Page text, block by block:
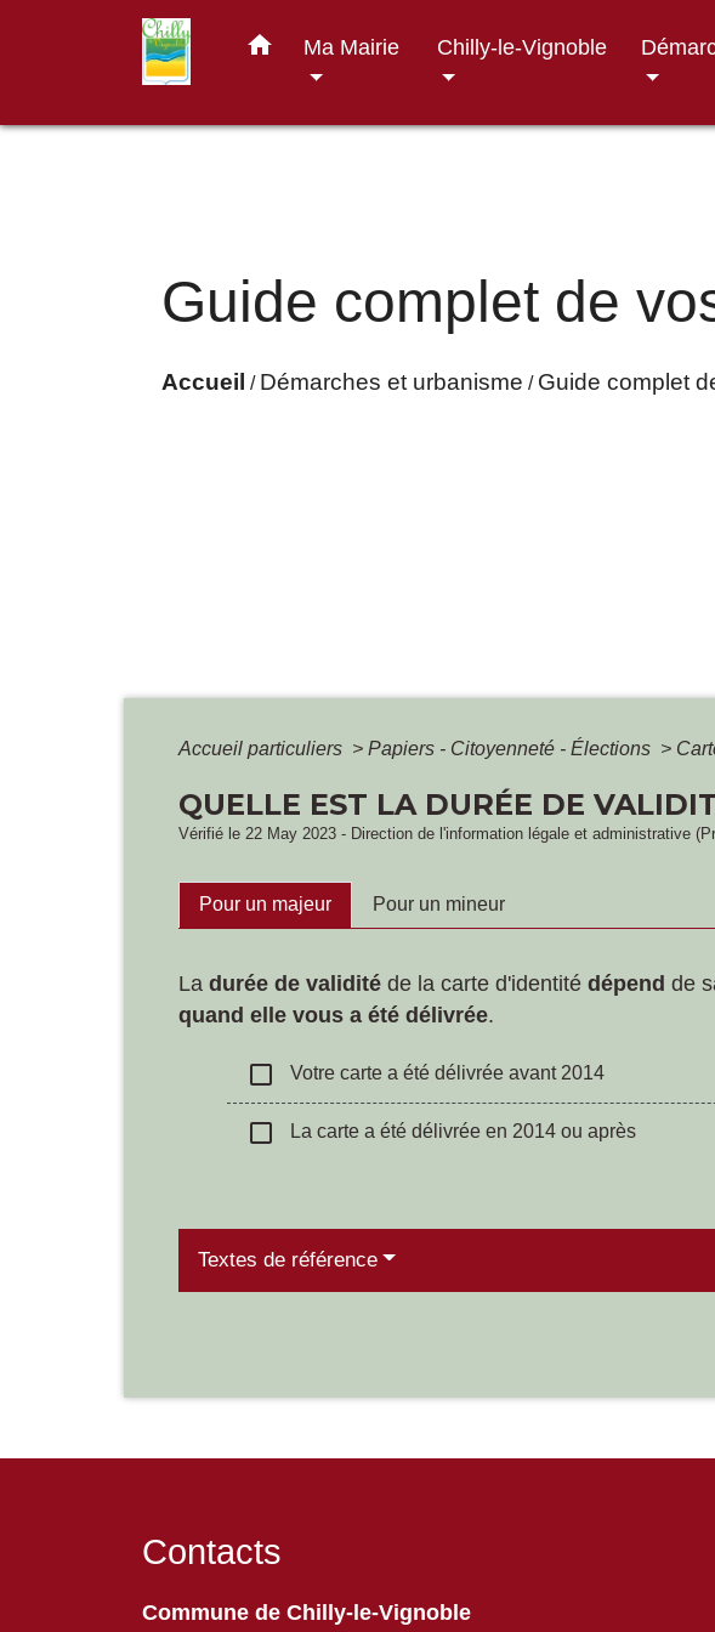
home Ma Mairie Chilly-le-Vignoble
Guide complet de
Accueil / Démarches et urbanisme / Guide complet
Accueil particuliers > Papiers - Citoyenneté - Élections >
QUELLE EST LA DURÉE DE
Vérifié le 22 May 2023 - Direction de l'information légale et administrative
Pour un majeur Pour un mineur
La durée de validité de la carte d'identité dépend de
quand elle vous a été délivrée.
check_box_outline_blank Votre carte a été délivrée avant 2014
check_box_outline_blank La carte a été délivrée en 2014 ou après
Textes de référence
Contacts
Commune de Chilly-le-Vignoble